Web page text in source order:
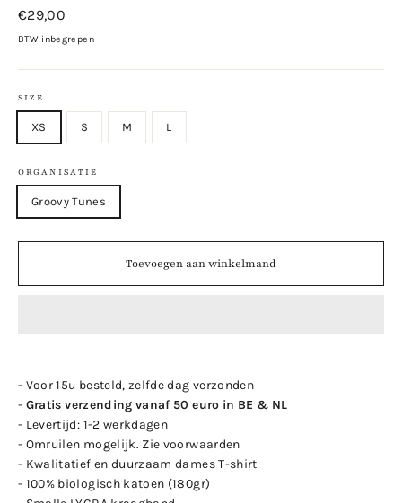
Prijs
€29,00
BTW inbegrepen
SIZE
XS S M L
ORGANISATIE
Groovy Tunes
Toevoegen aan winkelmand
- Voor 15u besteld, zelfde dag verzonden
- Gratis verzending vanaf 50 euro in BE & NL
- Levertijd: 1-2 werkdagen
- Omruilen mogelijk. Zie voorwaarden
- Kwalitatief en duurzaam dames T-shirt
- 100% biologisch katoen (180gr)